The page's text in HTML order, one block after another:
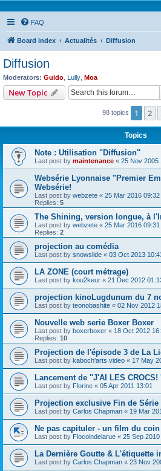
FAQ
Board index Actualités Diffusion
Diffusion
Moderators: Guido Lully Moa
New Topic
98 topics 1 2
Topics
Note : Utilisation "Diffusion"
Last post by maintenance « 25 Nov 2005
Websérie Lyonnaise "Premier
Websérie!
Last post by webzete « 25 Mar 2016 09:32
Replies: 5
The Shining, version longue, à
Last post by webzete « 25 Mar 2016 09:31
Replies: 2
projection au comédia
Last post by snowslide « 03 Oct 2013
LA ZONE (court métrage)
Last post by kou2keur « 21 Dec 2012
projection kinoLugdunum du 7
Last post by teonobashite « 02 Nov 2012
Nouvelle web serie Boxer Boxer
Last post by boxerboxer « 18 Oct 2012
Replies: 10
Projection de l'épisode 3 de La
Last post by kaboch'arts video « 17 May
Lancement de ''J'AI LES
Last post by Florine « 05 Apr 2011 13:01
Projection exclusive Fin de Série
Last post by Carlos Chapman « 19 Mar
Ne pas capituler - un film du
Last post by Flocoindelarue « 25 Sep
La Dernière Goutte & L'étiquette
Last post by Carlos Chapman « 23 Nov